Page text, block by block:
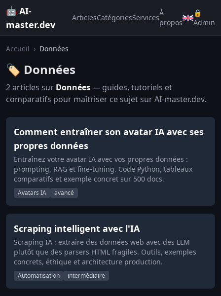
🤖 AI-
master.dev
ArticlesCatégoriesServices
À
propos
🔒
Admin
Accueil › Données
🏷️ Données
2 articles sur Données— guides, tutoriels et
comparatifs pour maîtriser ce sujet sur AI-master.dev.
Comment entraîner son avatar IA avec ses
propres données
Entraînez votre avatar IA avec vos propres données :
prompting, RAG et fine-tuning. Code Python, tableaux
comparatifs et exemple concret sur 500 docs.
Avatars IA avancé
Scraping intelligent avec l'IA
Scraping IA : extraire des données web avec des LLM
plutôt que des parsers HTML fragiles. Outils, exemples
concrets, éthique et architecture production.
Automatisation intermédiaire